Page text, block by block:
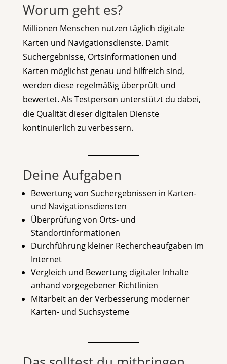
Worum geht es?
Millionen Menschen nutzen täglich digitale
Karten und Navigationsdienste. Damit
Suchergebnisse, Ortsinformationen und
Karten möglichst genau und hilfreich sind,
werden diese regelmäßig überprüft und
bewertet. Als Testperson unterstützt du dabei,
die Qualität dieser digitalen Dienste
kontinuierlich zu verbessern.
Deine Aufgaben
Bewertung von Suchergebnissen in Karten-
und Navigationsdiensten
Überprüfung von Orts- und
Standortinformationen
Durchführung kleiner Rechercheaufgaben im
Internet
Vergleich und Bewertung digitaler Inhalte
anhand vorgegebener Richtlinien
Mitarbeit an der Verbesserung moderner
Karten- und Suchsysteme